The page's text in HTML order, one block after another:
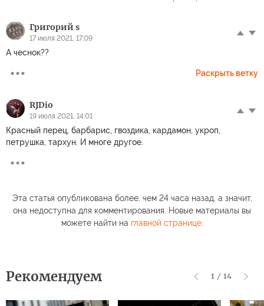
Григорий s
17 июля 2021, 17:09
А чеснок??
Раскрыть ветку
RJDio
19 июля 2021, 14:01
Красный перец, барбарис, гвоздика, кардамон, укроп,
петрушка, тархун. И многе другое.
Эта статья опубликована более, чем 24 часа назад, а значит,
она недоступна для комментирования. Новые материалы вы
можете найти на главной странице.
Рекомендуем 1 / 14